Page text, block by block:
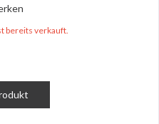
bereits verkauft.